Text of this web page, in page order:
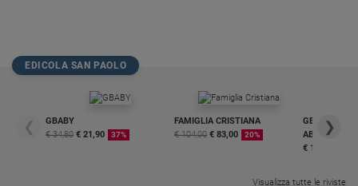
EDICOLA SAN PAOLO
❮
GBABY
€ 34,80 € 21,90 37%
FAMIGLIA CRISTIANA
€ 104,00 € 83,00 20%
GBABY
€ 16,99
❯
Visualizza tutte le riviste